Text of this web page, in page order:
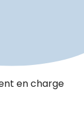
en charge